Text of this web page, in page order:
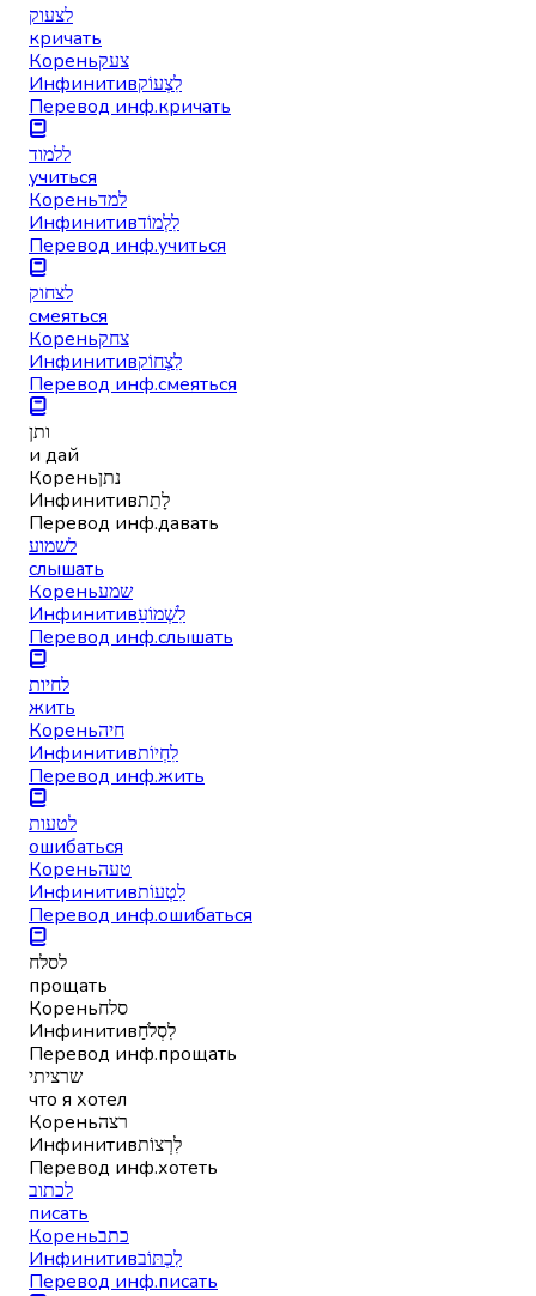
לצעוק
кричать
Кореньצעק
Инфинитивלִצְעוֹק
Перевод инф.кричать
ללמוד
учиться
Кореньלמד
Инфинитивלִלְמוֹד
Перевод инф.учиться
לצחוק
смеяться
Кореньצחק
Инфинитивלִצְחוֹק
Перевод инф.смеяться
ותן
и дай
Кореньנתן
Инфинитивלָתֵת
Перевод инф.давать
לשמוע
слышать
Кореньשמע
Инфинитивלִשְׁמוֹעַ
Перевод инф.слышать
לחיות
жить
Кореньחיה
Инфинитивלִחְיוֹת
Перевод инф.жить
לטעות
ошибаться
Кореньטעה
Инфинитивלִטְעוֹת
Перевод инф.ошибаться
לסלח
прощать
Кореньסלח
Инфинитивלִסְלֹחַ
Перевод инф.прощать
שרציתי
что я хотел
Кореньרצה
Инфинитивלִרְצוֹת
Перевод инф.хотеть
לכתוב
писать
Кореньכתב
Инфинитивלִכְתּוֹב
Перевод инф.писать